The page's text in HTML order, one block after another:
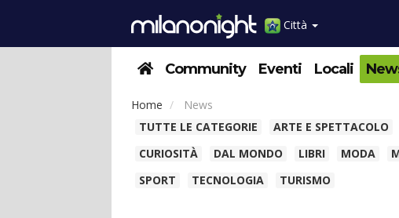
Città
Community Eventi Locali
Home
News
TUTTE LE CATEGORIE
ARTE E SPETTACOLO
CURIOSITÀ
DAL MONDO LIBRI MODA
SPORT
TECNOLOGIA TURISMO